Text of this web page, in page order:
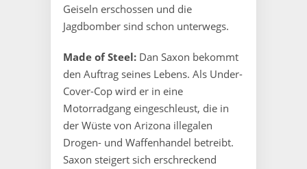
Geiseln erschossen und die
Jagdbomber sind schon unterwegs.
Made of Steel: Dan Saxon bekommt
den Auftrag seines Lebens. Als Under-
Cover-Cop wird er in eine
Motorradgang eingeschleust, die in
der Wüste von Arizona illegalen
Drogen- und Waffenhandel betreibt.
Saxon steigert sich erschreckend